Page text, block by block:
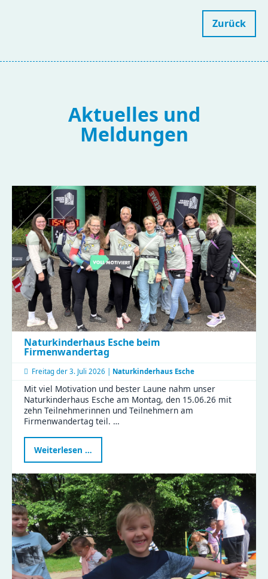
Zurück
Aktuelles und
Meldungen
Naturkinderhaus Esche beim
Firmenwandertag
Freitag der 3. Juli 2026 | Naturkinderhaus Esche
Mit viel Motivation und bester Laune nahm unser
Naturkinderhaus Esche am Montag, den 15.06.26 mit
zehn Teilnehmerinnen und Teilnehmern am
Firmenwandertag teil. …
Weiterlesen …
Esche
Firmenwandertag